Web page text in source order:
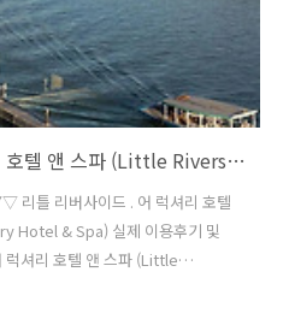
리틀 리버사이드 . 어 럭셔리 호텔 앤 스파 (Little Riverside . A Luxury Hotel & Spa)/대학교닷컴/베트남호텔/호이안
틀 리버사이드 . 어 럭셔리 호텔
Hotel & Spa) 실제 이용후기 및
럭셔리 호텔 앤 스파 (Little
실제 투숙객 이용후기 및 할인 특